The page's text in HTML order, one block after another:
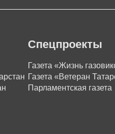
Спецпроекты
Газета «Жизнь
Газета «Ветеран
Парламентская газета